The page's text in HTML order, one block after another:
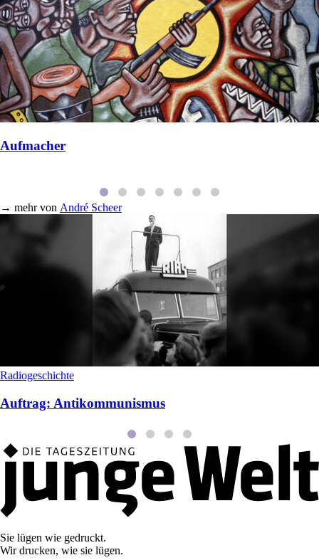
Aufmacher
→ mehr von André Scheer
Radiogeschichte
Auftrag: Antikommunismus
Sie lügen wie gedruckt.
Wir drucken, wie sie lügen.